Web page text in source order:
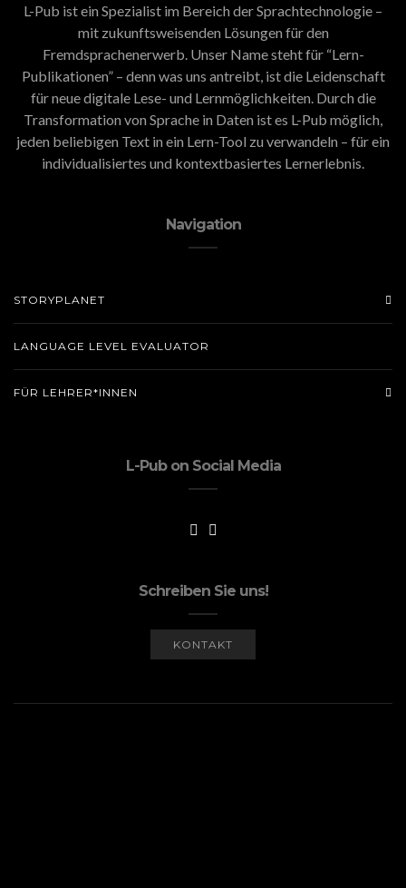
L-Pub ist ein Spezialist im Bereich der Sprachtechnologie –
mit zukunftsweisenden Lösungen für den
Fremdsprachenerwerb. Unser Name steht für “Lern-
Publikationen” – denn was uns antreibt, ist die Leidenschaft
für neue digitale Lese- und Lernmöglichkeiten. Durch die
Transformation von Sprache in Daten ist es L-Pub möglich,
jeden beliebigen Text in ein Lern-Tool zu verwandeln – für ein
individualisiertes und kontextbasiertes Lernerlebnis.
Navigation
STORYPLANET
LANGUAGE LEVEL EVALUATOR
FÜR LEHRER*INNEN
L-Pub on Social Media
Schreiben Sie uns!
KONTAKT